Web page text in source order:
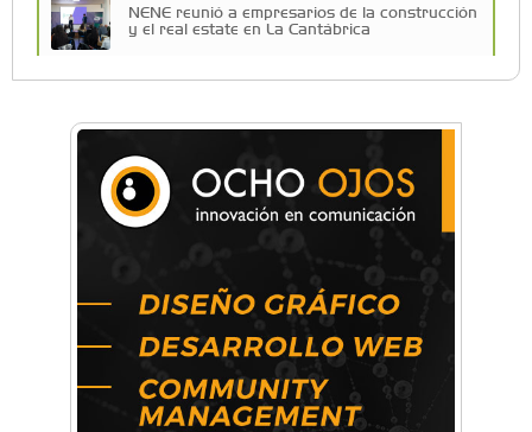
NENE reunió a empresarios de la construcción
y el real estate en La Cantábrica
La primera vez que Eva Perón voló en avión lo
hizo desde Morón
Mariana Croce: "Hoy las empresas necesitan
un asesoramiento integral para crecer con
Música, teatro, yoga, danza y mucho más:
Conocé todos los talleres para aprender y
disfrutar en la Zona Oeste